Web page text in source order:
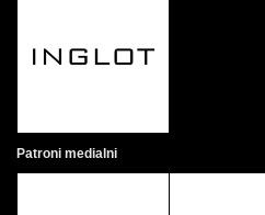
Patroni medialni